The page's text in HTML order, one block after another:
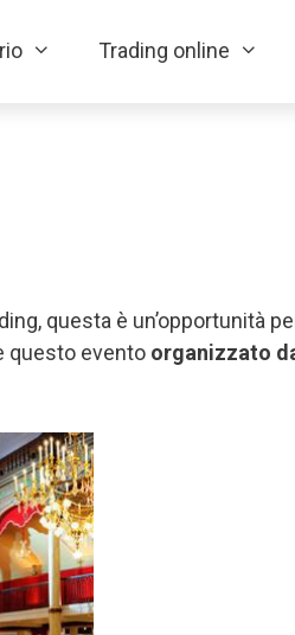
Trading online
questa è un’opportunità
questo evento organizzato